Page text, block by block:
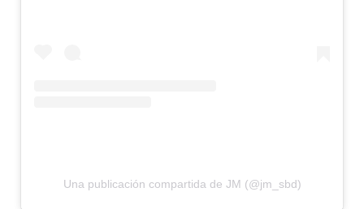
Una publicación compartida de JM (@jm_sbd)